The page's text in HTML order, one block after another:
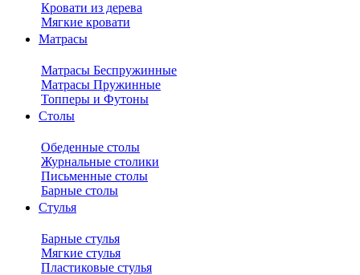
Кровати из дерева
Мягкие кровати
Матрасы
Матрасы Беспружинные
Матрасы Пружинные
Топперы и Футоны
Столы
Обеденные столы
Журнальные столики
Письменные столы
Барные столы
Стулья
Барные стулья
Мягкие стулья
Пластиковые стулья